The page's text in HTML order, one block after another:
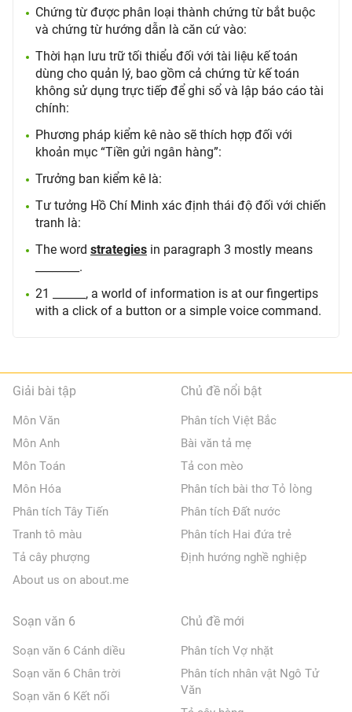
Chứng từ được phân loại thành chứng từ bắt buộc
và chứng từ hướng dẫn là căn cứ vào:
Thời hạn lưu trữ tối thiểu đối với tài liệu kế toán
dùng cho quản lý, bao gồm cả chứng từ kế toán
không sử dụng trực tiếp để ghi sổ và lập báo cáo tài
chính:
Phương pháp kiểm kê nào sẽ thích hợp đối với
khoản mục “Tiền gửi ngân hàng”:
Trưởng ban kiểm kê là:
Tư tưởng Hồ Chí Minh xác định thái độ đối với chiến
tranh là:
The word strategies in paragraph 3 mostly means
________.
21 ______, a world of information is at our fingertips
with a click of a button or a simple voice command.
Giải bài tập
Môn Văn
Môn Anh
Môn Toán
Môn Hóa
Phân tích Tây Tiến
Tranh tô màu
Tả cây phượng
About us on about.me
Chủ đề nổi bật
Phân tích Việt Bắc
Bài văn tả mẹ
Tả con mèo
Phân tích bài thơ Tỏ lòng
Phân tích Đất nước
Phân tích Hai đứa trẻ
Định hướng nghề nghiệp
Soạn văn 6
Soạn văn 6 Cánh diều
Soạn văn 6 Chân trời
Soạn văn 6 Kết nối
Chủ đề mới
Phân tích Vợ nhặt
Phân tích nhân vật Ngô Tử
Văn